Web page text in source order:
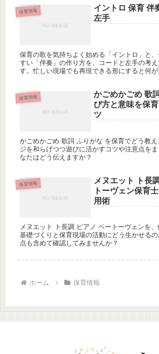
保育情報
イントロ 保育 伴
左手
保育の歌を気持ちよく始める「イントロ」と
すい「伴奏」の作り方を、コードと左手の考
す。忙しい現場でも再現できる形にすると何が
保育情報
かごめかごめ 歌
び方と意味を保
ツ
かごめかごめ 歌詞 ふりがな を保育でどう教
ジを和らげつつ遊びに活かすコツや注意点を
なたはどう伝えますか？
保育情報
メヌエット ト長
トーヴェン保育
用術
メヌエット ト長調 ピアノ ベートーヴェンを、
基礎づくりと保育現場の活動にどう生かせる
点も含めて確認してみませんか？
ホーム 保育情報